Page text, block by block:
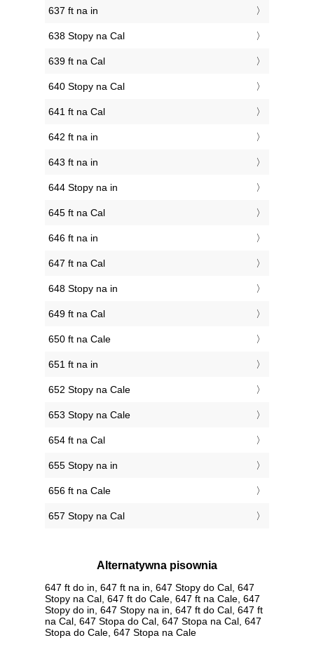
637 ft na in
638 Stopy na Cal
639 ft na Cal
640 Stopy na Cal
641 ft na Cal
642 ft na in
643 ft na in
644 Stopy na in
645 ft na Cal
646 ft na in
647 ft na Cal
648 Stopy na in
649 ft na Cal
650 ft na Cale
651 ft na in
652 Stopy na Cale
653 Stopy na Cale
654 ft na Cal
655 Stopy na in
656 ft na Cale
657 Stopy na Cal
Alternatywna pisownia
647 ft do in, 647 ft na in, 647 Stopy do Cal, 647
Stopy na Cal, 647 ft do Cale, 647 ft na Cale, 647
Stopy do in, 647 Stopy na in, 647 ft do Cal, 647 ft
na Cal, 647 Stopa do Cal, 647 Stopa na Cal, 647
Stopa do Cale, 647 Stopa na Cale